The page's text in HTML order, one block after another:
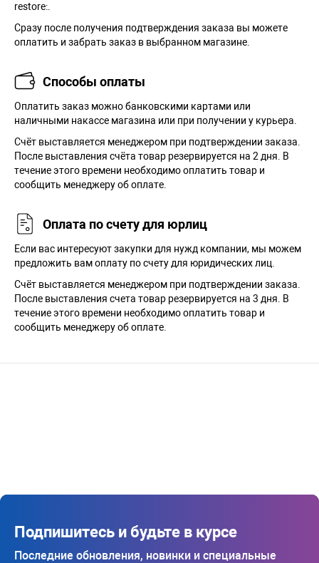
restore:.
Сразу после получения подтверждения заказа вы можете
оплатить и забрать заказ в выбранном магазине.
Способы оплаты
Оплатить заказ можно банковскими картами или
наличными накассе магазина или при получении у курьера.
Cчёт выставляется менеджером при подтверждении заказа.
После выставления счёта товар резервируется на 2 дня. В
течение этого времени необходимо оплатить товар и
сообщить менеджеру об оплате.
Оплата по счету для юрлиц
Если вас интересуют закупки для нужд компании, мы можем
предложить вам оплату по счету для юридических лиц.
Счёт выставляется менеджером при подтверждении заказа.
После выставления счета товар резервируется на 3 дня. В
течение этого времени необходимо оплатить товар и
сообщить менеджеру об оплате.
Подпишитесь и будьте в курсе
Последние обновления, новинки и специальные